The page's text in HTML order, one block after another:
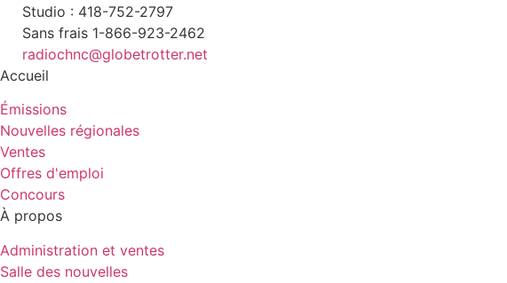
Studio : 418-752-2797
Sans frais 1-866-923-2462
radiochnc@globetrotter.net
Accueil
Émissions
Nouvelles régionales
Ventes
Offres d'emploi
Concours
À propos
Administration et ventes
Salle des nouvelles